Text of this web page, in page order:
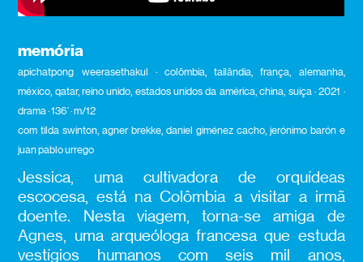
memória
apichatpong weerasethakul · colômbia, tailândia, frança, alemanha,
méxico, qatar, reino unido, estados unidos da américa, china, suíça · 2021 ·
drama · 136’ · m/12
com tilda swinton, agner brekke, daniel giménez cacho, jerónimo barón e
juan pablo urrego
Jessica, uma cultivadora de orquídeas
escocesa, está na Colômbia a visitar a irmã
doente. Nesta viagem, torna-se amiga de
Agnes, uma arqueóloga francesa que estuda
vestígios humanos com seis mil anos,